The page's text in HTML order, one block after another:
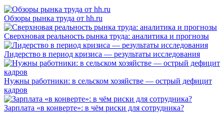
Обзоры рынка труда от hh.ru
Сверхновая реальность рынка труда: аналитика и прогнозы
Лидерство в период кризиса — результаты исследования
Нужны работники: в сельском хозяйстве — острый дефицит
кадров
Зарплата «в конверте»: в чём риски для сотрудника?